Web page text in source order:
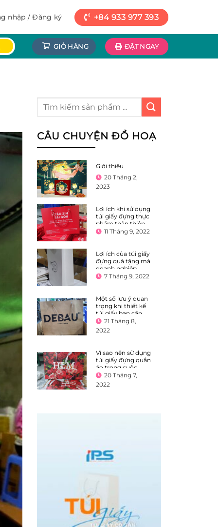
nhập / Đăng ký +84 933 977 393
GIỎ HÀNG ĐẶT NGAY
CÂU CHUYỆN ĐỒ HOẠ
Giới thiệu
20 Tháng 2,
2023
Lợi ích khi sử dụng
túi giấy đựng thực
phẩm thân thiện
với môi trường
11 Tháng 9, 2022
Lợi ích của túi giấy
đựng quà tặng mà
doanh nghiệp
không nên bỏ qua
7 Tháng 9, 2022
Một số lưu ý quan
trọng khi thiết kế
túi giấy bạn cần
biết21 Tháng 8,
2022
Vì sao nên sử dụng
túi giấy đựng quần
áo trong cuộc
sống?20 Tháng 7,
2022